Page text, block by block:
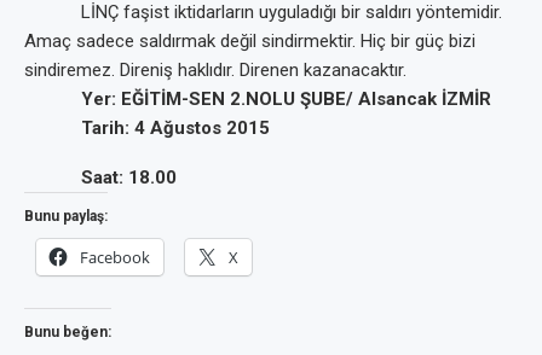
LİNÇ faşist iktidarların uyguladığı bir saldırı yöntemidir.
Amaç sadece saldırmak değil sindirmektir. Hiç bir güç bizi
sindiremez. Direniş haklıdır. Direnen kazanacaktır.
Yer: EĞİTİM-SEN 2.NOLU ŞUBE/ Alsancak İZMİR
Tarih: 4 Ağustos 2015
Saat: 18.00
Bunu paylaş:
Facebook X
Bunu beğen: